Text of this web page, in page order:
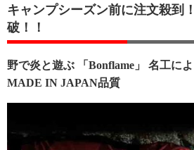
キャンプシーズン前に注文殺到
破！！
野で炎と遊ぶ 「Bonflame」 名工に
MADE IN JAPAN品質